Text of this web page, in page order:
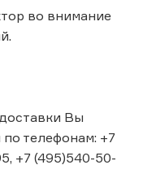
во внимание
Вы
телефонам: +7
+7 (495)540-50-